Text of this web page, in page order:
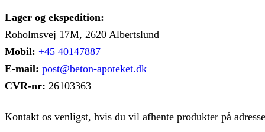
Lager og ekspedition:
Roholmsvej 17M, 2620 Albertslund
Mobil: +45 40147887
E-mail: post@beton-apoteket.dk
CVR-nr: 26103363
Kontakt os venligst, hvis du vil afhente produkter på